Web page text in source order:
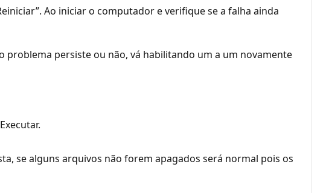
Ao iniciar o computador e verifique se a falha ainda
problema persiste ou não, vá habilitando um a um novamente
se alguns arquivos não forem apagados será normal pois os